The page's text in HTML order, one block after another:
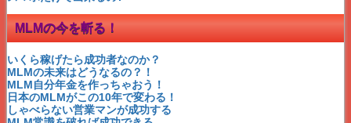
M3短期間でランキング！
元気になれる言葉を贈ります
バイオクイーンのYOSA最高
MLMエルセラーン「セレブ・サエコ」
MLMアミンのコンテストを待つわ♪
MLMシナリー美と知のセミナー
MLMベルセレージュ「人と自然と技術の調和」
MLMシャンデールこだわりの高級下着
MLMシーエムシー「生源パワー」
MLMライフバンテージ日本上陸！
MLMの今を斬る！
いくら稼げたら成功者なのか？
MLMの未来はどうなるの？！
MLM自分年金を作っちゃおう！
日本のMLMがこの10年で変わる！
しゃべらない営業マンが成功する